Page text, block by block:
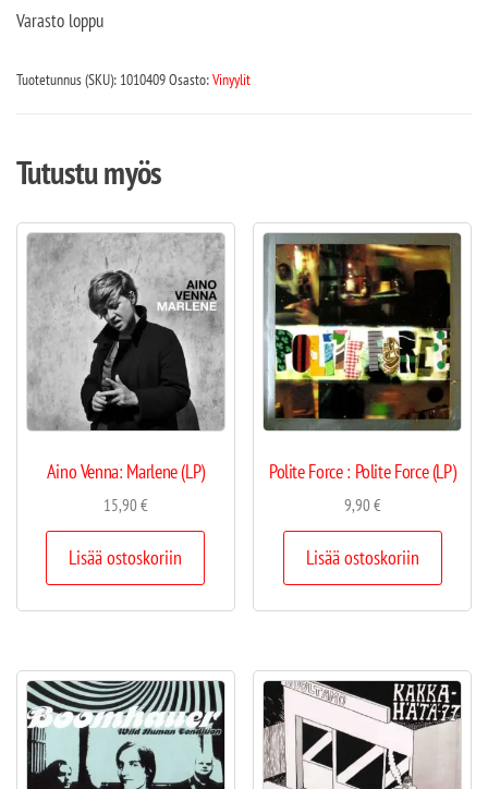
Varasto loppu
Tuotetunnus (SKU): 1010409Osasto:Vinyylit
Tutustu myös
Aino Venna: Marlene (LP)
15,90€
Lisää ostoskoriin
Polite Force : Polite Force (LP)
9,90€
Lisää ostoskoriin